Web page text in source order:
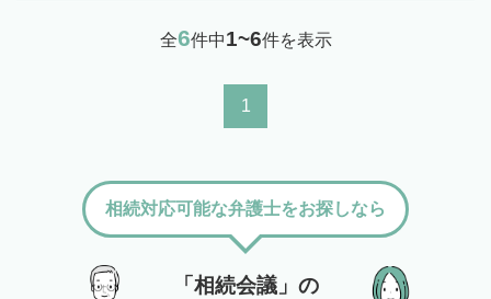
全6件中1~6件を表示
1
「相続会議」の
相続対応可能な弁護士をお探しなら